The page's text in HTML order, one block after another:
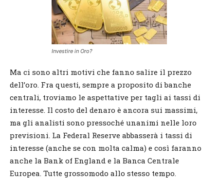
Investire in Oro?
Ma ci sono altri motivi che fanno salire il prezzo
dell’oro. Fra questi, sempre a proposito di banche
centrali, troviamo le aspettative per tagli ai tassi di
interesse. Il costo del denaro è ancora sui massimi,
ma gli analisti sono pressoché unanimi nelle loro
previsioni. La Federal Reserve abbasserà i tassi di
interesse (anche se con molta calma) e così faranno
anche la Bank of England e la Banca Centrale
Europea. Tutte grossomodo allo stesso tempo.